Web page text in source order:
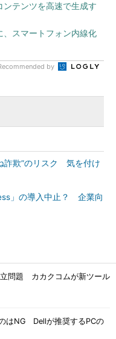
テンツを高速で生成す
、スマートフォン内線化
by
詐欺”のリスク 気を付け
」の導入中止？ 企業向
立問題 カカクコムが新ツール
はNG Dellが推奨するPCの